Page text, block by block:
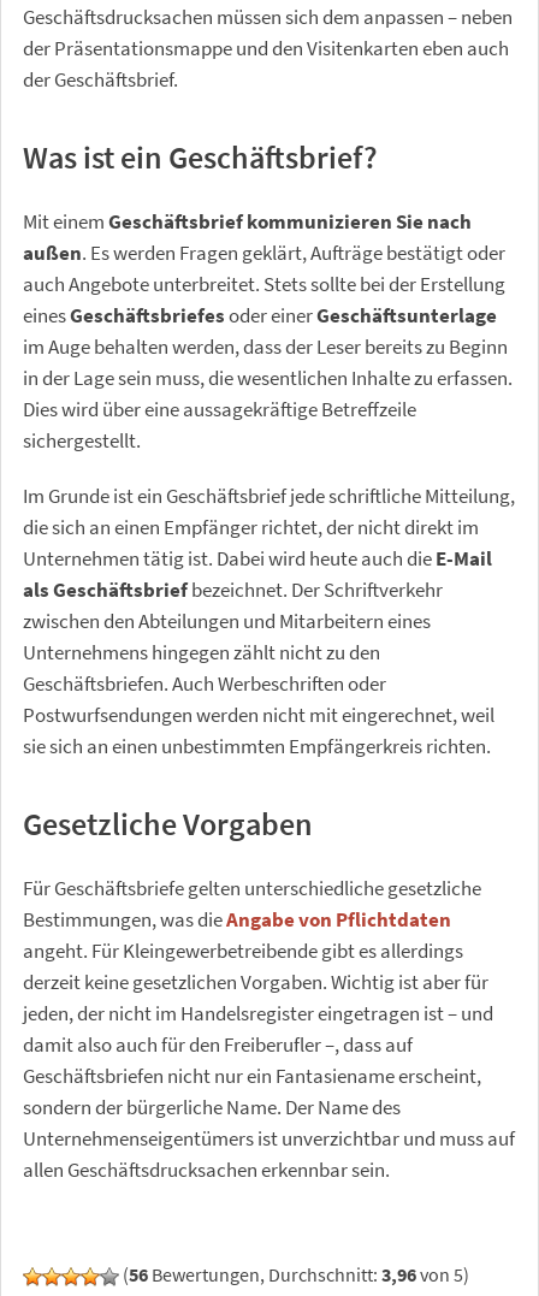
Geschäftsdrucksachen müssen sich dem anpassen – neben
der Präsentationsmappe und den Visitenkarten eben auch
der Geschäftsbrief.
Was ist ein Geschäftsbrief?
Mit einemGeschäftsbrief kommunizieren Sie nach
außen. Es werden Fragen geklärt, Aufträge bestätigt oder
auch Angebote unterbreitet. Stets sollte bei der Erstellung
einesGeschäftsbriefesoder einerGeschäftsunterlage
im Auge behalten werden, dass der Leser bereits zu Beginn
in der Lage sein muss, die wesentlichen Inhalte zu erfassen.
Dies wird über eine aussagekräftige Betreffzeile
sichergestellt.
Im Grunde ist ein Geschäftsbrief jede schriftliche Mitteilung,
die sich an einen Empfänger richtet, der nicht direkt im
Unternehmen tätig ist. Dabei wird heute auch dieE-Mail
als Geschäftsbriefbezeichnet. Der Schriftverkehr
zwischen den Abteilungen und Mitarbeitern eines
Unternehmens hingegen zählt nicht zu den
Geschäftsbriefen. Auch Werbeschriften oder
Postwurfsendungen werden nicht mit eingerechnet, weil
sie sich an einen unbestimmten Empfängerkreis richten.
Gesetzliche Vorgaben
Für Geschäftsbriefe gelten unterschiedliche gesetzliche
Bestimmungen, was dieAngabe von Pflichtdaten
angeht. Für Kleingewerbetreibende gibt es allerdings
derzeit keine gesetzlichen Vorgaben. Wichtig ist aber für
jeden, der nicht im Handelsregister eingetragen ist – und
damit also auch für den Freiberufler –, dass auf
Geschäftsbriefen nicht nur ein Fantasiename erscheint,
sondern der bürgerliche Name. Der Name des
Unternehmenseigentümers ist unverzichtbar und muss auf
allen Geschäftsdrucksachen erkennbar sein.
(56 Bewertungen, Durchschnitt: 3,96von 5)